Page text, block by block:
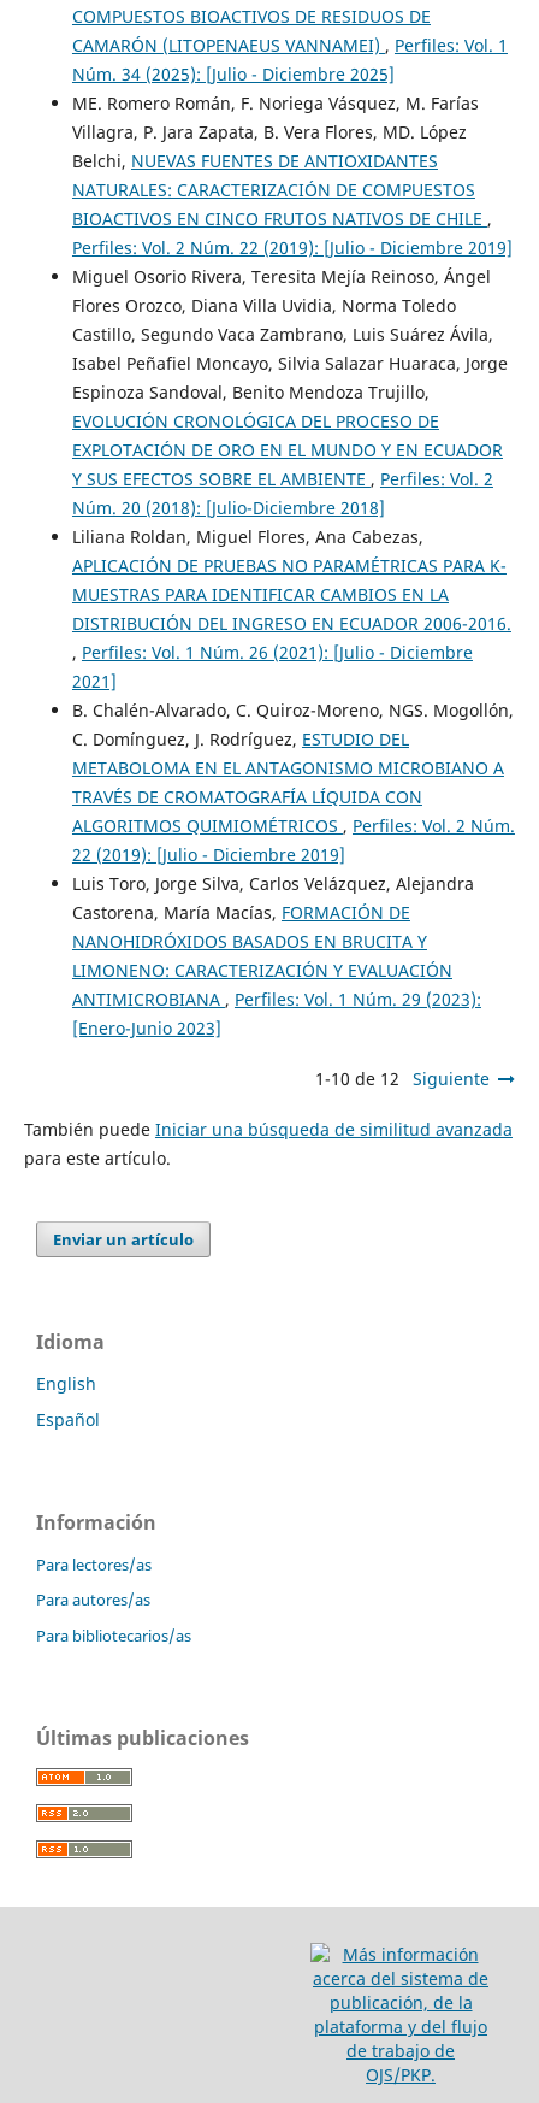
COMPUESTOS BIOACTIVOS DE RESIDUOS DE
CAMARÓN (LITOPENAEUS VANNAMEI) , Perfiles: Vol. 1
Núm. 34 (2025): [Julio - Diciembre 2025]
ME. Romero Román, F. Noriega Vásquez, M. Farías
Villagra, P. Jara Zapata, B. Vera Flores, MD. López
Belchi, NUEVAS FUENTES DE ANTIOXIDANTES
NATURALES: CARACTERIZACIÓN DE COMPUESTOS
BIOACTIVOS EN CINCO FRUTOS NATIVOS DE CHILE ,
Perfiles: Vol. 2 Núm. 22 (2019): [Julio - Diciembre 2019]
Miguel Osorio Rivera, Teresita Mejía Reinoso, Ángel
Flores Orozco, Diana Villa Uvidia, Norma Toledo
Castillo, Segundo Vaca Zambrano, Luis Suárez Ávila,
Isabel Peñafiel Moncayo, Silvia Salazar Huaraca, Jorge
Espinoza Sandoval, Benito Mendoza Trujillo,
EVOLUCIÓN CRONOLÓGICA DEL PROCESO DE
EXPLOTACIÓN DE ORO EN EL MUNDO Y EN ECUADOR
Y SUS EFECTOS SOBRE EL AMBIENTE , Perfiles: Vol. 2
Núm. 20 (2018): [Julio-Diciembre 2018]
Liliana Roldan, Miguel Flores, Ana Cabezas,
APLICACIÓN DE PRUEBAS NO PARAMÉTRICAS PARA K-
MUESTRAS PARA IDENTIFICAR CAMBIOS EN LA
DISTRIBUCIÓN DEL INGRESO EN ECUADOR 2006-2016.
, Perfiles: Vol. 1 Núm. 26 (2021): [Julio - Diciembre
2021]
B. Chalén-Alvarado, C. Quiroz-Moreno, NGS. Mogollón,
C. Domínguez, J. Rodríguez, ESTUDIO DEL
METABOLOMA EN EL ANTAGONISMO MICROBIANO A
TRAVÉS DE CROMATOGRAFÍA LÍQUIDA CON
ALGORITMOS QUIMIOMÉTRICOS , Perfiles: Vol. 2 Núm.
22 (2019): [Julio - Diciembre 2019]
Luis Toro, Jorge Silva, Carlos Velázquez, Alejandra
Castorena, María Macías, FORMACIÓN DE
NANOHIDRÓXIDOS BASADOS EN BRUCITA Y
LIMONENO: CARACTERIZACIÓN Y EVALUACIÓN
ANTIMICROBIANA , Perfiles: Vol. 1 Núm. 29 (2023):
[Enero-Junio 2023]
1-10 de 12 Siguiente
También puede Iniciar una búsqueda de similitud avanzada
para este artículo.
Enviar un artículo
Idioma
English
Español
Información
Para lectores/as
Para autores/as
Para bibliotecarios/as
Últimas publicaciones